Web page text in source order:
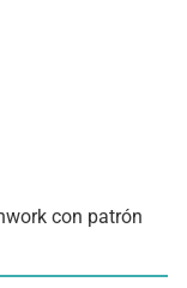
con patrón